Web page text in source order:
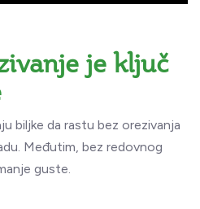
je ključ
biljke da rastu bez orezivanja
Međutim, bez redovnog
guste.